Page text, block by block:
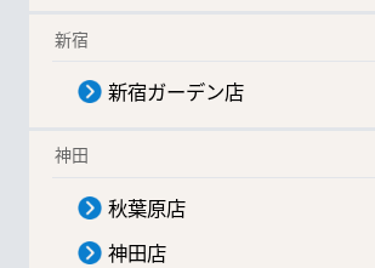
新宿
新宿ガーデン店
神田
秋葉原店
神田店